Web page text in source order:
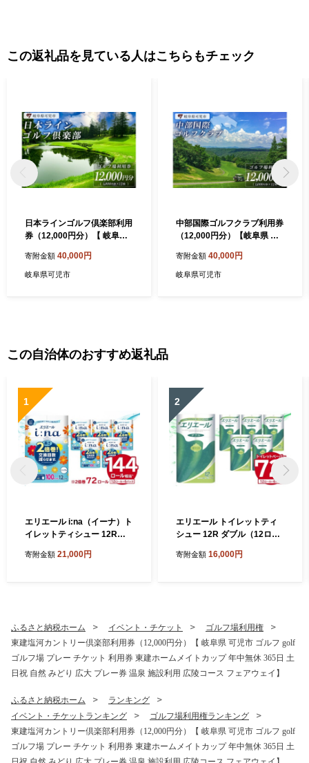
この返礼品を見ている人はこちらもチェック
日本ラインゴルフ倶楽部利用
券（12,000円分）【 岐阜県
プレー チケット 利用券 自然
みどり 広大 プレー券 温泉 施
寄附金額 40,000円
岐阜県可児市
中部国際ゴルフクラブ利用券
（12,000円分）【岐阜県 可
レー チケット 利用券 自然 み
どり 広大 プレー券 フェアウ
寄附金額 40,000円
岐阜県可児市
この自治体のおすすめ返礼品
1
エリエール i:na（イーナ）ト
イレットティシュー 12Rシ
ル×6パック） 【 トイレット
寄附金額 21,000円
2
エリエール トイレットティ
シュー 12R ダブル（12ロー
ペーパー 香り付き 30m巻 日
寄附金額 16,000円
ふるさと納税ホーム イベント・チケット
ゴルフ場利用権
東建塩河カントリー倶楽部利用券（12,000円分）【 岐阜県 可児市 ゴルフ golf
ゴルフ場 プレー チケット 利用券 東建ホームメイトカップ 年中無休 365日 土
日祝 自然 みどり 広大 プレー券 温泉 施設利用 広陵コース フェアウェイ】
ふるさと納税ホーム
ランキング
イベント・チケットランキング
ゴルフ場利用権ランキング
東建塩河カントリー倶楽部利用券（12,000円分）【 岐阜県 可児市 ゴルフ golf
ゴルフ場 プレー チケット 利用券 東建ホームメイトカップ 年中無休 365日 土